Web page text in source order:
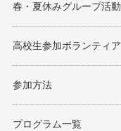
春・夏休みグループ活動
高校生参加ボランティア
参加方法
プログラム一覧